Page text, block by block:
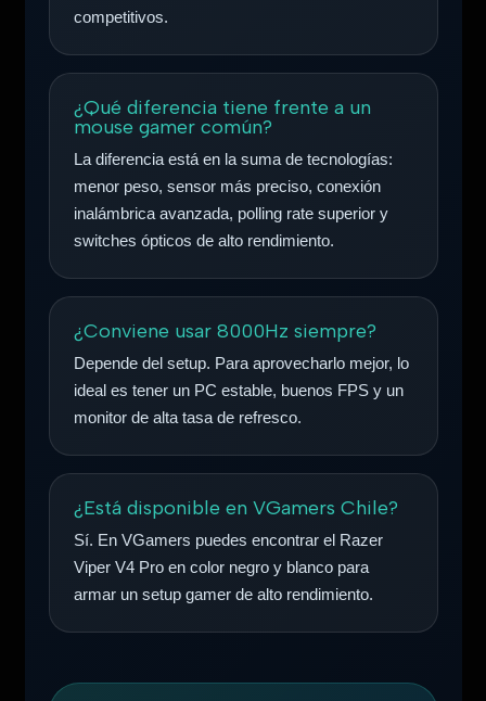
competitivos.
¿Qué diferencia tiene frente a un
mouse gamer común?
La diferencia está en la suma de tecnologías:
menor peso, sensor más preciso, conexión
inalámbrica avanzada, polling rate superior y
switches ópticos de alto rendimiento.
¿Conviene usar 8000Hz siempre?
Depende del setup. Para aprovecharlo mejor, lo
ideal es tener un PC estable, buenos FPS y un
monitor de alta tasa de refresco.
¿Está disponible en VGamers Chile?
Sí. En VGamers puedes encontrar el Razer
Viper V4 Pro en color negro y blanco para
armar un setup gamer de alto rendimiento.